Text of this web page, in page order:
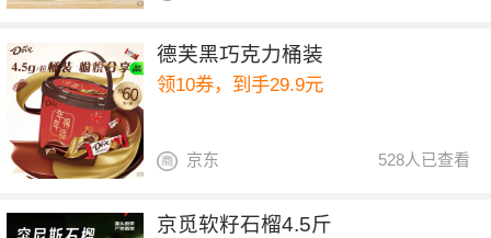
德芙黑巧克力桶装
领10券，到手29.9元
528人已查看
京东
京觅软籽石榴4.5斤